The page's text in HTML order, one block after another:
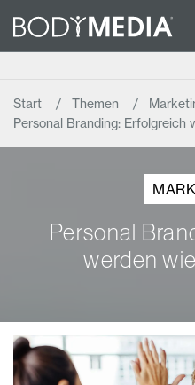
Start Themen
Personal Branding: Erfolgreich
Personal
werden